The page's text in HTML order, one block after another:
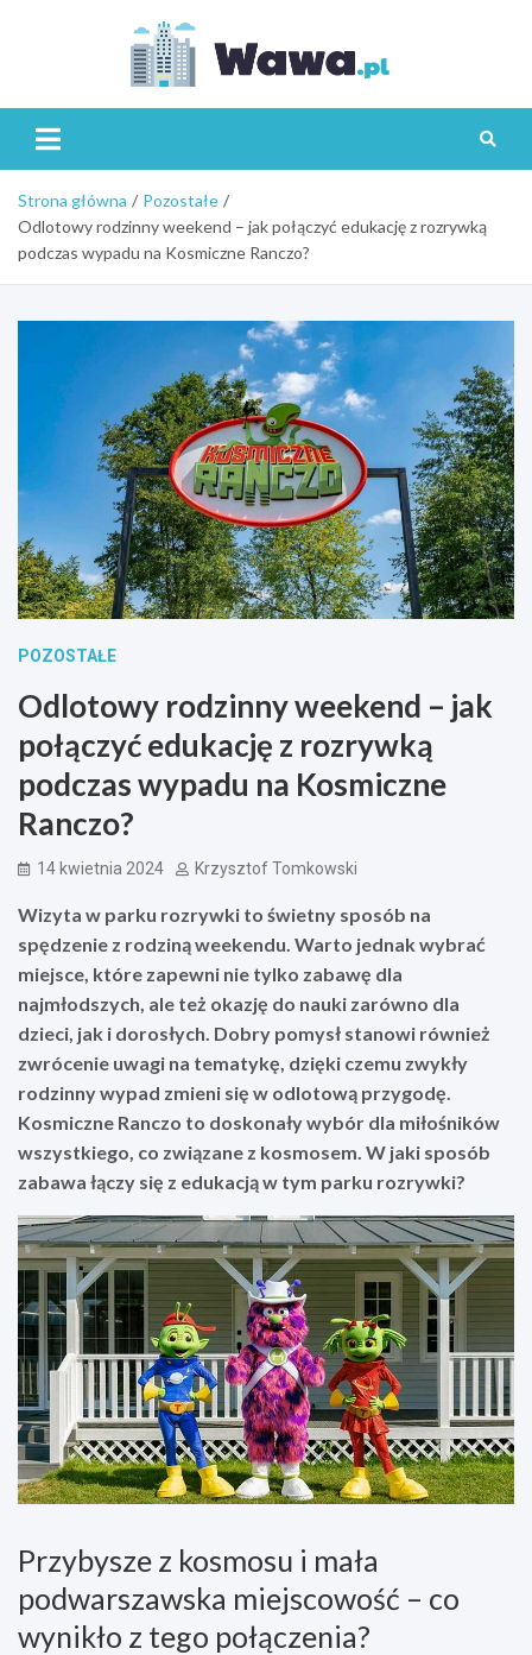
Strona główna
Pozostałe
Odlotowy rodzinny weekend – jak połączyć edukację z rozrywką
podczas wypadu na Kosmiczne Ranczo?
POZOSTAŁE
Odlotowy rodzinny weekend – jak
połączyć edukację z rozrywką
podczas wypadu na Kosmiczne
Ranczo?
14 kwietnia 2024 Krzysztof Tomkowski
Wizyta w parku rozrywki to świetny sposób na
spędzenie z rodziną weekendu. Warto jednak wybrać
miejsce, które zapewni nie tylko zabawę dla
najmłodszych, ale też okazję do nauki zarówno dla
dzieci, jak i dorosłych. Dobry pomysł stanowi również
zwrócenie uwagi na tematykę, dzięki czemu zwykły
rodzinny wypad zmieni się w odlotową przygodę.
Kosmiczne Ranczo to doskonały wybór dla miłośników
wszystkiego, co związane z kosmosem. W jaki sposób
zabawa łączy się z edukacją w tym parku rozrywki?
Przybysze z kosmosu i mała
podwarszawska miejscowość – co
wynikło z tego połączenia?